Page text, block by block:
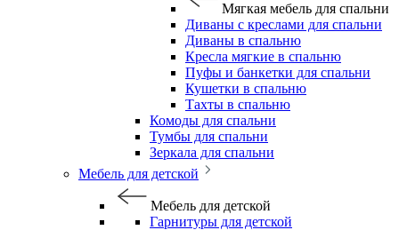
Мягкая мебель для спальни
Диваны с креслами для спальни
Диваны в спальню
Кресла мягкие в спальню
Пуфы и банкетки для спальни
Кушетки в спальню
Тахты в спальню
Комоды для спальни
Тумбы для спальни
Зеркала для спальни
Мебель для детской
Мебель для детской
Гарнитуры для детской